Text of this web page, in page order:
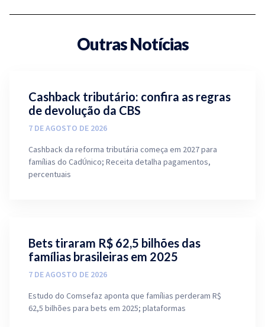
Outras Notícias
Cashback tributário: confira as regras
de devolução da CBS
7 DE AGOSTO DE 2026
Cashback da reforma tributária começa em 2027 para
famílias do CadÚnico; Receita detalha pagamentos,
percentuais
Bets tiraram R$ 62,5 bilhões das
famílias brasileiras em 2025
7 DE AGOSTO DE 2026
Estudo do Comsefaz aponta que famílias perderam R$
62,5 bilhões para bets em 2025; plataformas